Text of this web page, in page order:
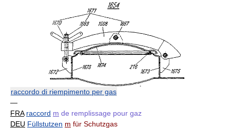
raccordo di riempimento per gas
—
FRA raccord m de remplissage pour gaz
DEU Füllstutzen m für Schutzgas